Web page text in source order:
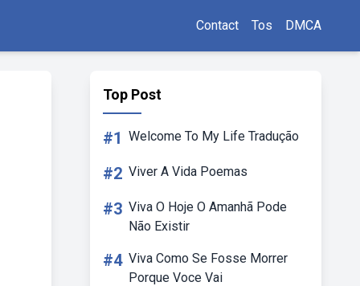
Contact Tos DMCA
Top Post
#1 Welcome To My Life Tradução
#2 Viver A Vida Poemas
#3 Viva O Hoje O Amanhã Pode
Não Existir
#4 Viva Como Se Fosse Morrer
Porque Voce Vai